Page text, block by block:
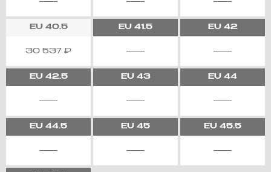
EU40.5
30 537 ₽
EU 41.5 EU42
EU42.5 EU43 EU 44
EU 44.5 EU 45 EU 45.5